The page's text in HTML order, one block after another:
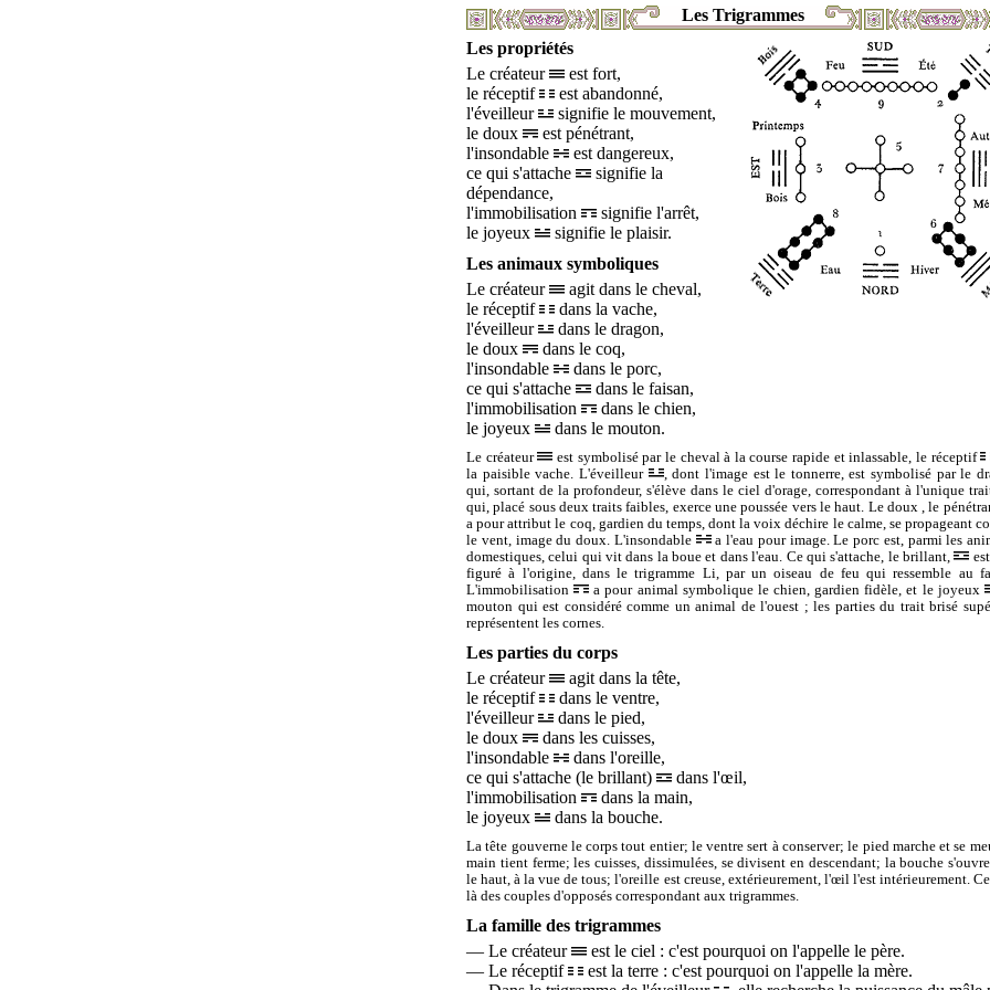
Les Trigrammes
Les propriétés
Le créateur
est fort,
le réceptif
est abandonné,
l'éveilleur
signifie le mouvement,
le doux
est pénétrant,
l'insondable
est dangereux,
ce qui s'attache
signifie la
dépendance,
l'immobilisation
signifie l'arrêt,
le joyeux
signifie le plaisir.
Les animaux symboliques
Le créateur
agit dans le cheval,
le réceptif
dans la vache,
l'éveilleur
dans le dragon,
le doux
dans le coq,
l'insondable
dans le porc,
ce qui s'attache
dans le faisan,
l'immobilisation
dans le chien,
le joyeux
dans le mouton.
Le créateur est symbolisé par le cheval à la course rapide et inlassable, le réceptif
la paisible vache. L'éveilleur
, dont l'image est le tonnerre, est symbolisé par le
qui, sortant de la profondeur, s'élève dans le ciel d'orage, correspondant à l'unique
qui, placé sous deux traits faibles, exerce une poussée vers le haut. Le doux , le
a pour attribut le coq, gardien du temps, dont la voix déchire le calme, se propageant
le vent, image du doux. L'insondable
a l'eau pour image. Le porc est, parmi les
domestiques, celui qui vit dans la boue et dans l'eau. Ce qui s'attache, le brillant,
figuré à l'origine, dans le trigramme Li, par un oiseau de feu qui ressemble au
L'immobilisation
a pour animal symbolique le chien, gardien fidèle, et le joyeux
mouton qui est considéré comme un animal de l'ouest ; les parties du trait brisé
représentent les cornes.
Les parties du corps
Le créateur
agit dans la tête,
le réceptif
dans le ventre,
l'éveilleur
dans le pied,
le doux
dans les cuisses,
l'insondable
dans l'oreille,
ce qui s'attache (le brillant)
dans l'œil,
l'immobilisation
dans la main,
le joyeux
dans la bouche.
La tête gouverne le corps tout entier; le ventre sert à conserver; le pied marche et se
main tient ferme; les cuisses, dissimulées, se divisent en descendant; la bouche
le haut, à la vue de tous; l'oreille est creuse, extérieurement, l'œil l'est intérieurement.
là des couples d'opposés correspondant aux trigrammes.
La famille des trigrammes
— Le créateur
est le ciel : c'est pourquoi on l'appelle le père.
— Le réceptif
est la terre : c'est pourquoi on l'appelle la mère.